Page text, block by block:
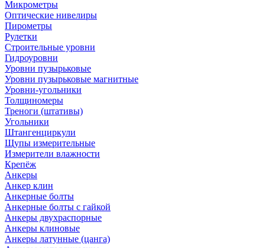
Микрометры
Оптические нивелиры
Пирометры
Рулетки
Строительные уровни
Гидроуровни
Уровни пузырьковые
Уровни пузырьковые магнитные
Уровни-угольники
Толщиномеры
Треноги (штативы)
Угольники
Штангенциркули
Щупы измерительные
Измерители влажности
Крепёж
Анкеры
Анкер клин
Анкерные болты
Анкерные болты с гайкой
Анкеры двухраспорные
Анкеры клиновые
Анкеры латунные (цанга)